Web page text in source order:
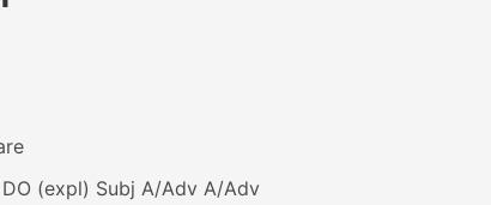
(expl) Subj A/Adv A/Adv